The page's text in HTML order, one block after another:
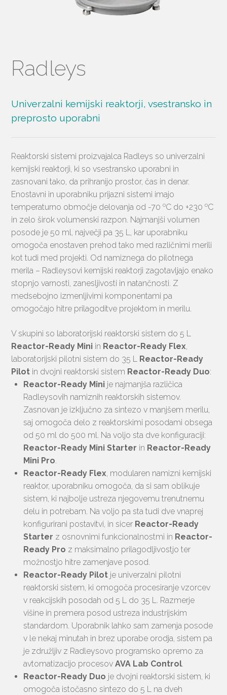
Radleys
Univerzalni kemijski reaktorji, vsestransko in
preprosto uporabni
Reaktorski sistemi proizvajalca Radleys so univerzalni
kemijski reaktorji, ki so vsestransko uporabni in
zasnovani tako, da prihranijo prostor, čas in denar.
Enostavni in uporabniku prijazni sistemi imajo
temperaturno območje delovanja od -70oC do +230oC
in zelo širok volumenski razpon. Najmanjši volumen
posode je 50 ml, največji pa 35 L, kar uporabniku
omogoča enostaven prehod tako med različnimi merili
kot tudi med projekti. Od namiznega do pilotnega
merila – Radleysovi kemijski reaktorji zagotavljajo enako
stopnjo varnosti, zanesljivosti in natančnosti. Z
medsebojno izmenljivimi komponentami pa
omogočajo hitre prilagoditve projektom in merilu.
V skupini so laboratorijski reaktorski sistem do 5 L
Reactor-Ready Mini in Reactor-Ready Flex,
laboratorijski pilotni sistem do 35 L Reactor-Ready
Pilot in dvojni reaktorski sistem Reactor-Ready Duo:
Reactor-Ready Mini je najmanjša različica
Radleysovih namiznih reaktorskih sistemov.
Zasnovan je izključno za sintezo v manjšem merilu,
saj omogoča delo z reaktorskimi posodami obsega
od 50 ml do 500 ml. Na voljo sta dve konfiguraciji:
Reactor-Ready Mini Starter in Reactor-Ready
Mini Pro.
Reactor-Ready Flex, modularen namizni kemijski
reaktor, uporabniku omogoča, da si sam oblikuje
sistem, ki najbolje ustreza njegovemu trenutnemu
delu in potrebam. Na voljo pa sta tudi dve vnaprej
konfigurirani postavitvi, in sicer Reactor-Ready
Starter z osnovnimi funkcionalnostmi in Reactor-
Ready Pro z maksimalno prilagodljivostjo ter
možnostjo hitre zamenjave posod.
Reactor-Ready Pilot je univerzalni pilotni
reaktorski sistem, ki omogoča procesiranje vzorcev
v reakcijskih posodah od 5 L do 35 L. Razmerje
višine in premera posod ustreza industrijskim
standardom. Uporabnik lahko sam zamenja posode
v le nekaj minutah in brez uporabe orodja, sistem pa
je združljiv z Radleysovo programsko opremo za
avtomatizacijo procesovAVA Lab Control.
Reactor-Ready Duo je dvojni reaktorski sistem, ki
omogoča istočasno sintezo do 5 L na dveh